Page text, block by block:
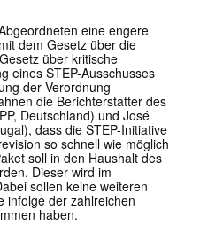
eine engere
dem Gesetz über die
über kritische
eines STEP-Ausschusses
der Verordnung
die Berichterstatter des
Deutschland) und José
dass die STEP-Initiative
so schnell wie möglich
soll in den Haushalt des
Dieser wird im
sollen keine weiteren
infolge der zahlreichen
haben.